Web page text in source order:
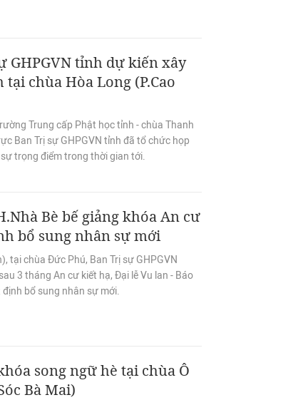
GHPGVN tỉnh dự kiến xây
chùa Hòa Long (P.Cao
Trung cấp Phật học tỉnh - chùa Thanh
Ban Trị sự GHPGVN tỉnh đã tổ chức họp
trọng điểm trong thời gian tới.
Bè bế giảng khóa An cư
bổ sung nhân sự mới
tại chùa Đức Phú, Ban Trị sự GHPGVN
3 tháng An cư kiết hạ, Đại lễ Vu lan - Báo
bổ sung nhân sự mới.
song ngữ hè tại chùa Ô
Bà Mai)